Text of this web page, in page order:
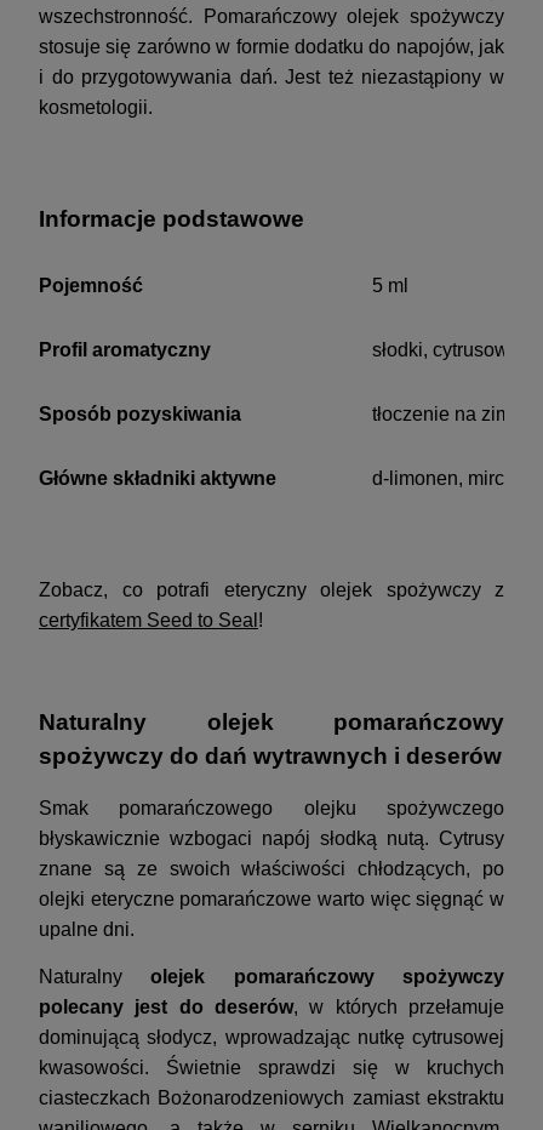
wszechstronność. Pomarańczowy olejek spożywczy
stosuje się zarówno w formie dodatku do napojów, jak
i do przygotowywania dań. Jest też niezastąpiony w
kosmetologii.
Informacje podstawowe
Pojemność 5 ml
Profil aromatyczny słodki, cytrusowy,
Sposób pozyskiwania tłoczenie na zimno
Główne składniki aktywne d-limonen, mircen
Zobacz, co potrafi eteryczny olejek spożywczy z
certyfikatem Seed to Seal !
Naturalny olejek pomarańczowy
spożywczy do dań wytrawnych i deserów
Smak pomarańczowego olejku spożywczego
błyskawicznie wzbogaci napój słodką nutą. Cytrusy
znane są ze swoich właściwości chłodzących, po
olejki eteryczne pomarańczowe warto więc sięgnąć w
upalne dni.
Naturalnyolejek pomarańczowy spożywczy
polecany jest do deserów, w których przełamuje
dominującą słodycz, wprowadzając nutkę cytrusowej
kwasowości. Świetnie sprawdzi się w kruchych
ciasteczkach Bożonarodzeniowych zamiast ekstraktu